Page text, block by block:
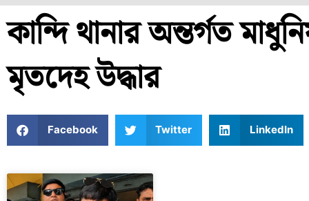
ফুল চাষ ফল চাষ মাছ চাষ পোল্ট্রি
উত্তর ২৪
কান্দি থানার অন্তর্গত
মৃতদেহ উদ্ধার
Facebook Twitter LinkedIn